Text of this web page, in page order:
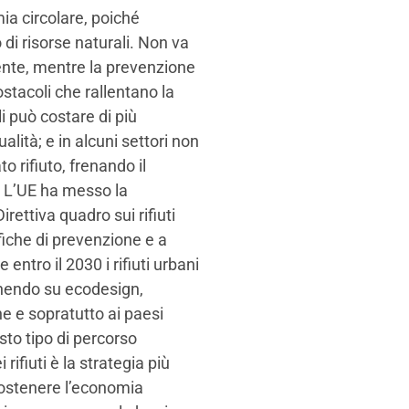
circolare, poiché
risorse naturali. Non va
mentre la prevenzione
che rallentano la
può costare di più
e in alcuni settori non
rifiuto, frenando il
ha messo la
quadro sui rifiuti
di prevenzione e a
entro il 2030 i rifiuti urbani
su ecodesign,
e sopratutto ai paesi
tipo di percorso
rifiuti è la strategia più
l’economia